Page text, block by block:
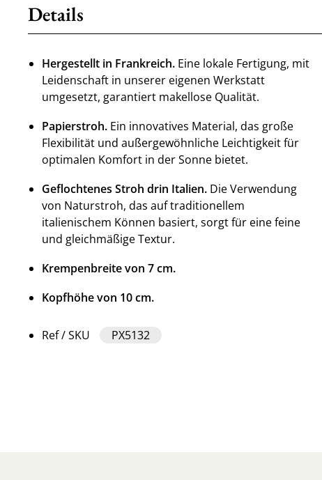
Details
Hergestellt in Frankreich.Eine lokale Fertigung, mit
Leidenschaft in unserer eigenen Werkstatt
umgesetzt, garantiert makellose Qualität.
Papierstroh.Ein innovatives Material, das große
Flexibilität und außergewöhnliche Leichtigkeit für
optimalen Komfort in der Sonne bietet.
Geflochtenes Stroh drin Italien.Die Verwendung
von Naturstroh, das auf traditionellem
italienischem Können basiert, sorgt für eine feine
und gleichmäßige Textur.
Krempenbreite von 7 cm.
Kopfhöhe von 10 cm.
Ref / SKU PX5132